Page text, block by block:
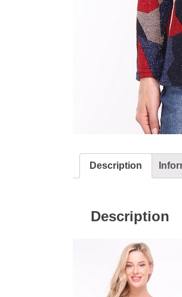
Description
Description